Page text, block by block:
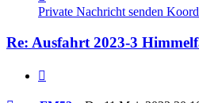
von
FM52
Private Nachricht senden
Re: Ausfahrt 2023-3